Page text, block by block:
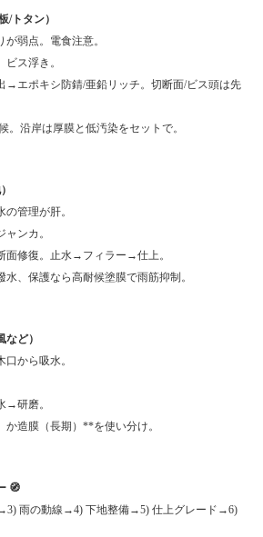
/トタン）
弱点。電食注意。
ス浮き。
→エポキシ防錆/亜鉛リッチ。切断面/ビス頭は先
。沿岸は厚膜と低汚染をセットで。
管理が肝。
ンカ。
面修復。止水→フィラー→仕上。
、保護なら高耐候塗膜で雨筋抑制。
ど）
から吸水。
→研磨。
造膜（長期）**を使い分け。
🧭
雨の動線→4) 下地整備→5) 仕上グレード→6)